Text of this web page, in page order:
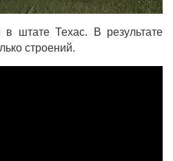
штате Техас. В результате
строений.